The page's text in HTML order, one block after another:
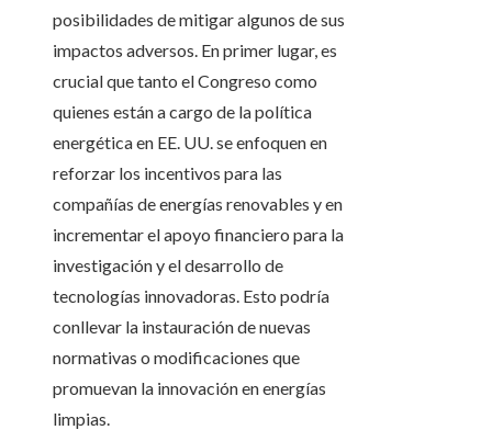
posibilidades de mitigar algunos de sus
impactos adversos. En primer lugar, es
crucial que tanto el Congreso como
quienes están a cargo de la política
energética en EE. UU. se enfoquen en
reforzar los incentivos para las
compañías de energías renovables y en
incrementar el apoyo financiero para la
investigación y el desarrollo de
tecnologías innovadoras. Esto podría
conllevar la instauración de nuevas
normativas o modificaciones que
promuevan la innovación en energías
limpias.